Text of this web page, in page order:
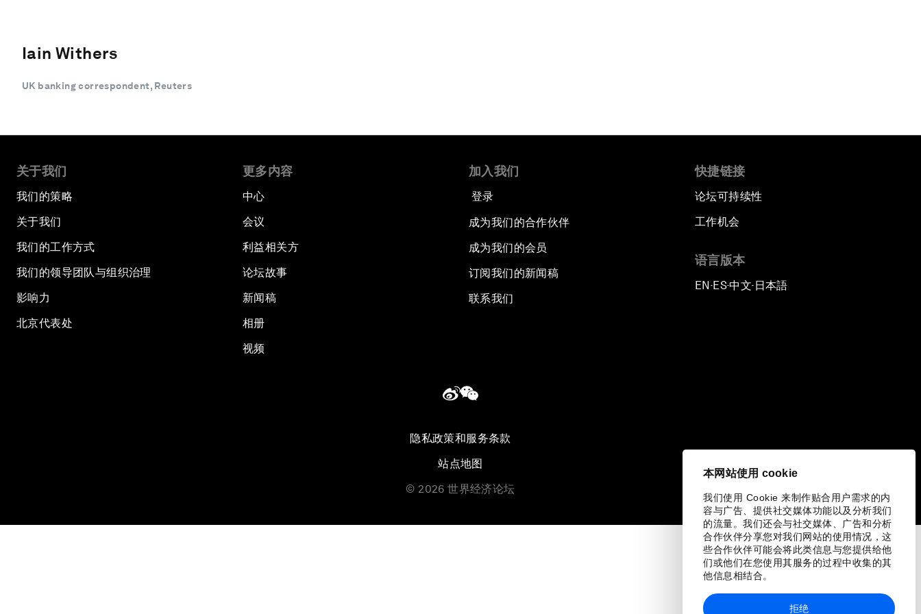
本网站使用 cookie
我们使用 Cookie 来制作贴合用户需求的内
容与广告、提供社交媒体功能以及分析我们
的流量。我们还会与社交媒体、广告和分析
合作伙伴分享您对我们网站的使用情况，这
些合作伙伴可能会将此类信息与您提供给他
们或他们在您使用其服务的过程中收集的其
他信息相结合。
拒绝
Iain Withers
UK banking correspondent, Reuters
关于我们
我们的策略
关于我们
我们的工作方式
我们的领导团队与组织治理
影响力
北京代表处
更多内容
中心
会议
利益相关方
论坛故事
新闻稿
相册
视频
加入我们
登录
成为我们的合作伙伴
成为我们的会员
订阅我们的新闻稿
联系我们
快捷链接
论坛可持续性
工作机会
语言版本
EN ▪ES▪中文▪ 日本語
隐私政策和服务条款
站点地图
© 2026 世界经济论坛